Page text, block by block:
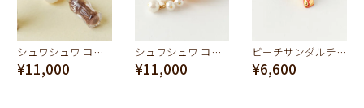
シュワシュワ コーライヤリング
¥11,000
シュワシュワ コーラ クラウンキャップ ピアス
¥11,000
ビーチサンダルチャーム
¥6,600